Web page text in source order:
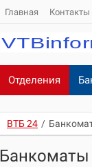
Главная Контакты
Отделения
ВТБ 24 /
Банкоматы